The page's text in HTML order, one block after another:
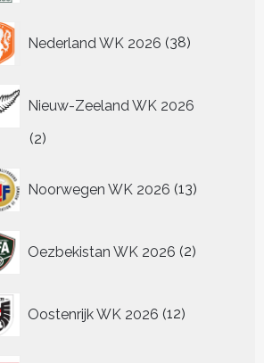
Nederland WK 2026 38
producten
Nieuw-Zeeland WK 2026
22
Noorwegen WK 2026 13
producten
Oezbekistan WK 2026 2
producten
Oostenrijk WK 2026 12
producten